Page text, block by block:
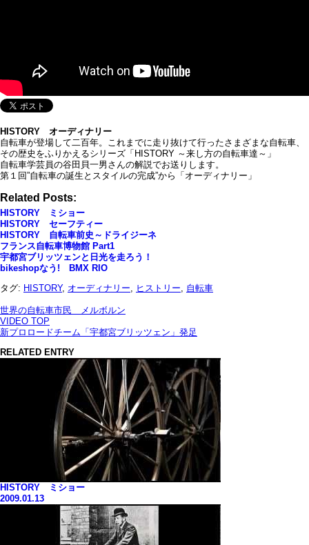
HISTORY オーディナリー
自転車が登場して二百年。これまでに走り抜けて行ったさまざまな自転車、
その歴史をふりかえるシリーズ「HISTORY ～来し方の自転車達～」
自転車学芸員の谷田貝一男さんの解説でお送りします。
第１回”自転車の誕生とスタイルの完成”から「オーディナリー」
Related Posts:
HISTORY ミショー
HISTORY セーフティー
HISTORY 自転車前史～ドライジーネ
フランス自転車博物館 Part1
宇都宮ブリッツェンと日光を走ろう！
bikeshopなう! BMX RIO
タグ: HISTORY, オーディナリー ヒストリー 自転車
世界の自転車市民 メルボルン
VIDEO TOP
新プロロードチーム「宇都宮ブリッツェン」発足
RELATED ENTRY
HISTORY ミショー
2009.01.13